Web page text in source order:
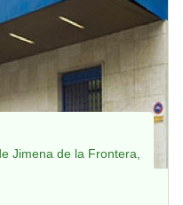
Jimena de la Frontera,